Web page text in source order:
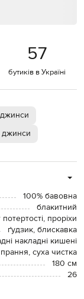
57
бутиків в Україні
джинси
джинси
100% бавовна
блакитний
проріхи
ґудзик, блискавка
накладні кишені
суха чистка
180 см
26